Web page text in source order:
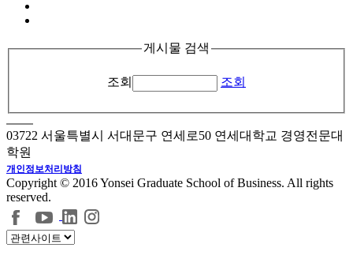
게시물 검색
조회 조회
03722 서울특별시 서대문구 연세로50 연세대학교 경영전문대
학원
개인정보처리방침
Copyright © 2016 Yonsei Graduate School of Business. All rights
reserved.